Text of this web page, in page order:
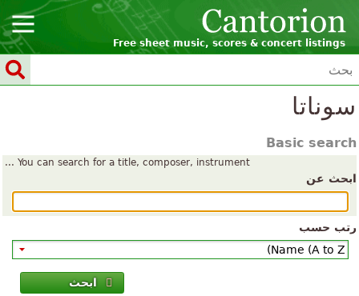
Free sheet music, scores & concert listings
سوناتا
Basic search
You can search for a title, composer, instrument ...
ابحث عن
رتب حسب
ابحث